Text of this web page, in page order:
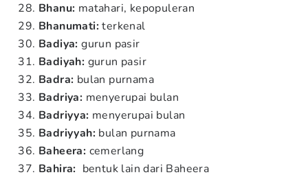
Bhanu: matahari, kepopuleran
Bhanumati:terkenal
Badiya:gurun pasir
Badiyah: gurun pasir
Badra: bulan purnama
Badriya: menyerupai bulan
Badriyya: menyerupai bulan
Badriyyah: bulan purnama
Baheera: cemerlang
Bahira: bentuk lain dari Baheera